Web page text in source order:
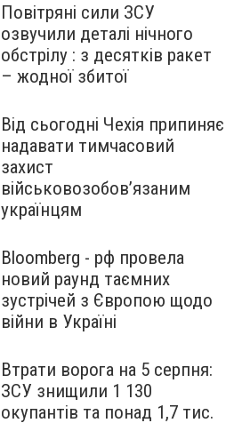
Повітряні сили ЗСУ
озвучили деталі нічного
обстрілу : з десятків ракет
– жодної збитої
Від сьогодні Чехія припиняє
надавати тимчасовий
захист
військовозобов’язаним
українцям
Bloomberg - рф провела
новий раунд таємних
зустрічей з Європою щодо
війни в Україні
Втрати ворога на 5 серпня:
ЗСУ знищили 1 130
окупантів та понад 1,7 тис.